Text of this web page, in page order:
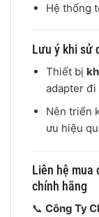
Hệ thống
Lưu ý khi sử
Thiết bị
adapter đi
Nên triển
ưu hiệu
Liên hệ mua
chính hãng
📞 Công Ty